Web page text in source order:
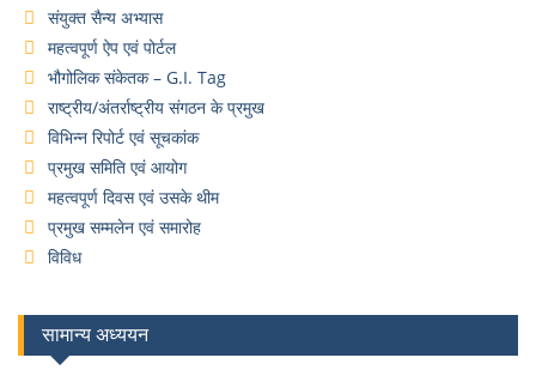
संयुक्त सैन्य अभ्यास
महत्वपूर्ण ऐप एवं पोर्टल
भौगोलिक संकेतक – G.I. Tag
राष्ट्रीय/अंतर्राष्ट्रीय संगठन के प्रमुख
विभिन्न रिपोर्ट एवं सूचकांक
प्रमुख समिति एवं आयोग
महत्वपूर्ण दिवस एवं उसके थीम
प्रमुख सम्मलेन एवं समारोह
विविध
सामान्य अध्ययन